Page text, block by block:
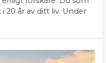
20 år av ditt liv. Under